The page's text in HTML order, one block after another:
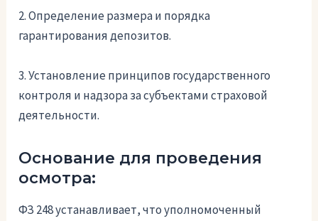
2. Определение размера и порядка
гарантирования депозитов.
3. Установление принципов государственного
контроля и надзора за субъектами страховой
деятельности.
Основание для проведения
осмотра:
ФЗ 248 устанавливает, что уполномоченный